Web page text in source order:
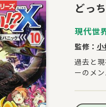
どっ
現代世
監修：
過去と
ーのメ